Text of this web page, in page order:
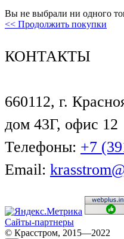
Вы не выбрали ни одного
<< Продолжить покупки
КОНТАКТЫ
660112, г.
дом 43Г, офис 12
Телефоны: +7
Email:
Сайты-партнеры
© Красстром, 2015—2022